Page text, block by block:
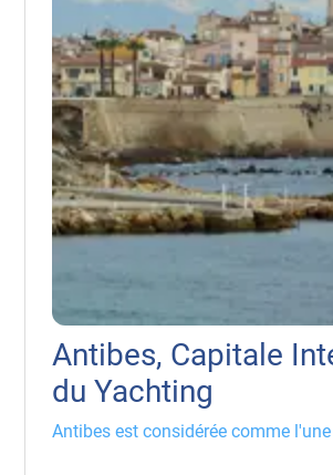
Antibes, Capitale
du Yachting
Antibes est considérée comme